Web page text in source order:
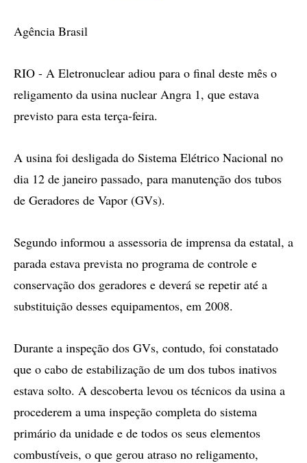
Agência Brasil
RIO - A Eletronuclear adiou para o final deste mês o
religamento da usina nuclear Angra 1, que estava
previsto para esta terça-feira.
A usina foi desligada do Sistema Elétrico Nacional no
dia 12 de janeiro passado, para manutenção dos tubos
de Geradores de Vapor (GVs).
Segundo informou a assessoria de imprensa da estatal, a
parada estava prevista no programa de controle e
conservação dos geradores e deverá se repetir até a
substituição desses equipamentos, em 2008.
Durante a inspeção dos GVs, contudo, foi constatado
que o cabo de estabilização de um dos tubos inativos
estava solto. A descoberta levou os técnicos da usina a
procederem a uma inspeção completa do sistema
primário da unidade e de todos os seus elementos
combustíveis, o que gerou atraso no religamento,